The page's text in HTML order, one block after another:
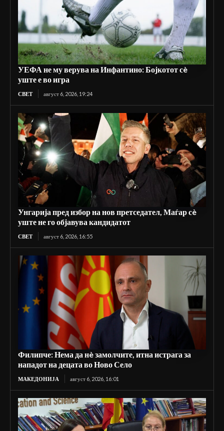
УЕФА не му верува на Инфантино: Бојкотот сè
уште е во игра
СВЕТ август 6, 2026, 19:24
Унгарија пред избор на нов претседател, Маѓар сè
уште не го објавува кандидатот
СВЕТ август 6, 2026, 16:55
Филипче: Нема да нè замолчите, итна истрага за
нападот на децата во Ново Село
МАКЕДОНИЈА август 6, 2026, 16:01